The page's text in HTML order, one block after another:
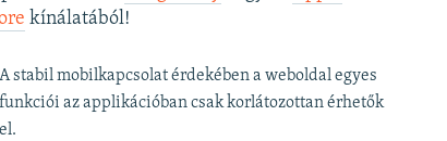
kínálatából!
A stabil mobilkapcsolat érdekében a weboldal egyes
funkciói az applikációban csak korlátozottan érhetők
el.